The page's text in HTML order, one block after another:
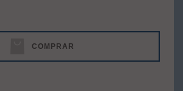
COMPRAR